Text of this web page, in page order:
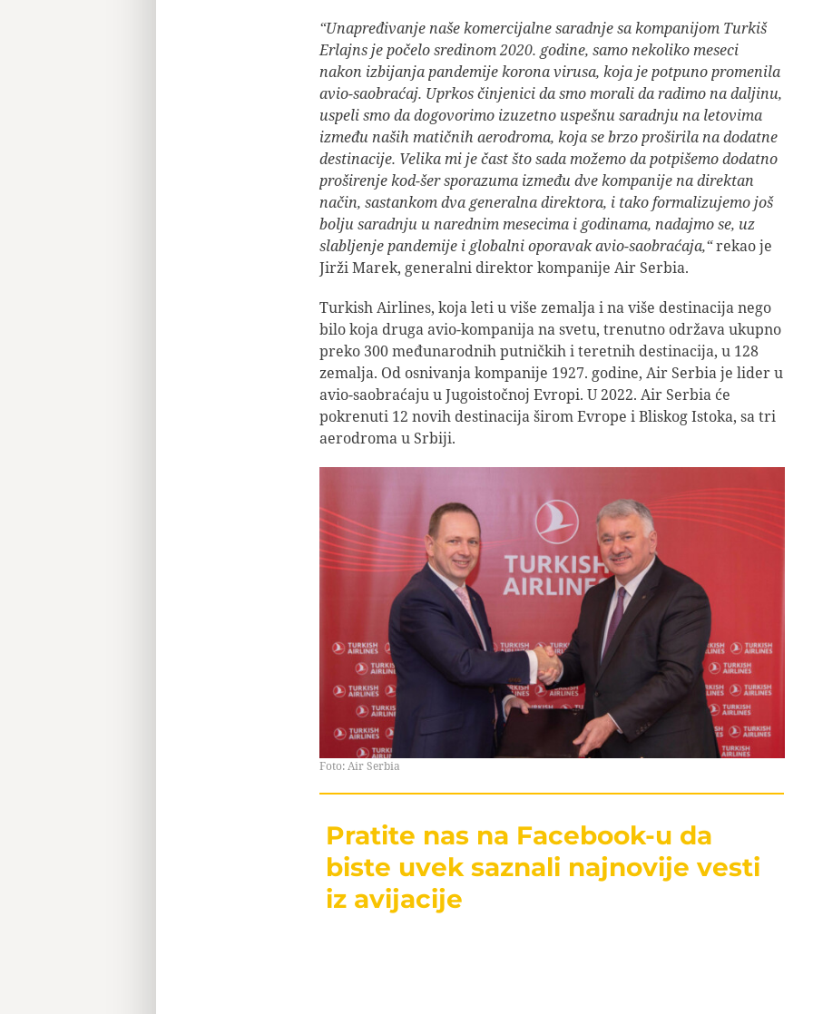
“Unapređivanje naše komercijalne saradnje sa kompanijom Turkiš
Erlajns je počelo sredinom 2020. godine, samo nekoliko meseci
nakon izbijanja pandemije korona virusa, koja je potpuno promenila
avio-saobraćaj. Uprkos činjenici da smo morali da radimo na daljinu,
uspeli smo da dogovorimo izuzetno uspešnu saradnju na letovima
između naših matičnih aerodroma, koja se brzo proširila na dodatne
destinacije. Velika mi je čast što sada možemo da potpišemo dodatno
proširenje kod-šer sporazuma između dve kompanije na direktan
način, sastankom dva generalna direktora, i tako formalizujemo još
bolju saradnju u narednim mesecima i godinama, nadajmo se, uz
slabljenje pandemije i globalni oporavak avio-saobraćaja,“rekao je
Jirži Marek, generalni direktor kompanije Air Serbia.
Turkish Airlines, koja leti u više zemalja i na više destinacija nego
bilo koja druga avio-kompanija na svetu, trenutno održava ukupno
preko 300 međunarodnih putničkih i teretnih destinacija, u 128
zemalja. Od osnivanja kompanije 1927. godine, Air Serbia je lider u
avio-saobraćaju u Jugoistočnoj Evropi. U 2022. Air Serbia će
pokrenuti 12 novih destinacija širom Evrope i Bliskog Istoka, sa tri
aerodroma u Srbiji.
Foto: Air Serbia
Pratite nas na Facebook-u da
biste uvek saznali najnovije vesti
iz avijacije